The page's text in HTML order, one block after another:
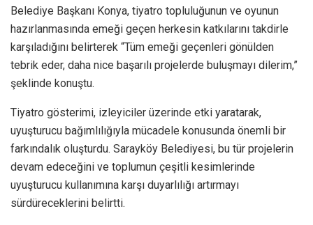
Belediye Başkanı Konya, tiyatro topluluğunun ve oyunun
hazırlanmasında emeği geçen herkesin katkılarını takdirle
karşıladığını belirterek “Tüm emeği geçenleri gönülden
tebrik eder, daha nice başarılı projelerde buluşmayı dilerim,”
şeklinde konuştu.
Tiyatro gösterimi, izleyiciler üzerinde etki yaratarak,
uyuşturucu bağımlılığıyla mücadele konusunda önemli bir
farkındalık oluşturdu. Sarayköy Belediyesi, bu tür projelerin
devam edeceğini ve toplumun çeşitli kesimlerinde
uyuşturucu kullanımına karşı duyarlılığı artırmayı
sürdüreceklerini belirtti.